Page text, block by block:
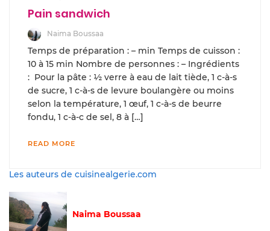
Pain sandwich
Naima Boussaa
Temps de préparation : – min Temps de cuisson :
10 à 15 min Nombre de personnes : – Ingrédients
: Pour la pâte : ½ verre à eau de lait tiède, 1 c-à-s
de sucre, 1 c-à-s de levure boulangère ou moins
selon la température, 1 œuf, 1 c-à-s de beurre
fondu, 1 c-à-c de sel, 8 à […]
READ MORE
Les auteurs de cuisinealgerie.com
Naima Boussaa